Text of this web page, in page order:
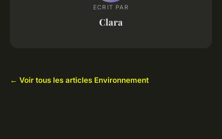
ECRIT PAR
Clara
← Voir tous les articles Environnement